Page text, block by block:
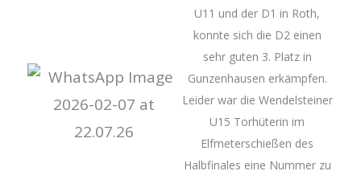
U11 und der D1 in Roth,
konnte sich die D2 einen
sehr guten 3. Platz in
Gunzenhausen erkämpfen.
Leider war die Wendelsteiner
U15 Torhüterin im
Elfmeterschießen des
Halbfinales eine Nummer zu